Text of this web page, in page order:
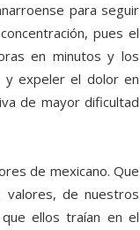
para seguir
pues el
en minutos y los
y expeler el dolor en
de mayor dificultad
de mexicano. Que
valores, de nuestros
ellos traían en el